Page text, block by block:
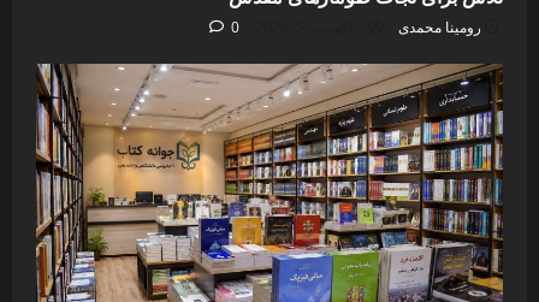
رومینا محمدی 0